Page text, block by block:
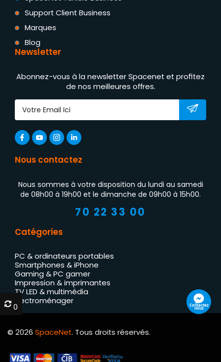
Support Client Business
Marques
Blog
Newsletter
Abonnez-vous à la newsletter Spacenet et profitez
de nos meilleures offres.
Nous contactez
Nous sommes à votre disposition du lundi au samedi
de 08h00 à 19h00 et le dimanche de 09h00 à 15h00.
70 22 33 00
Catégories
PC & ordinateurs portables
Smartphones & iPhone
Gaming & PC gamer
Impression & imprimantes
TV LED & multimédia
Électroménager
© 2026 SpaceNet. Tous droits réservés.
Contactez
nous
0
0